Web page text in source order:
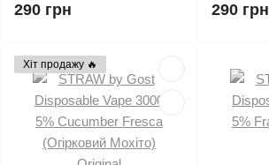
290 грн 290 грн
Хіт продажу 🔥